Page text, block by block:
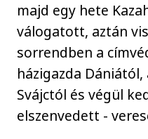
majd egy hete
válogatott, aztán
sorrendben a
házigazda
Svájctól és végül
elszenvedett -